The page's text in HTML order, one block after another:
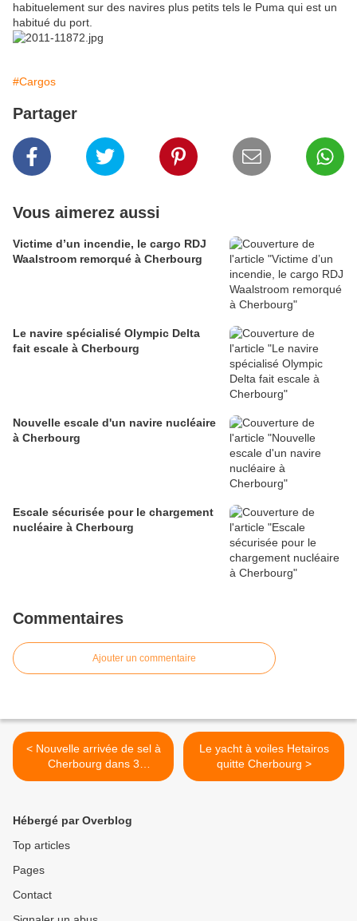
habituelement sur des navires plus petits tels le Puma qui est un
habitué du port.
#Cargos
Partager
Vous aimerez aussi
Victime d’un incendie, le cargo RDJ
Waalstroom remorqué à Cherbourg
Le navire spécialisé Olympic Delta
fait escale à Cherbourg
Nouvelle escale d'un navire nucléaire
à Cherbourg
Escale sécurisée pour le chargement
nucléaire à Cherbourg
Commentaires
Ajouter un commentaire
< Nouvelle arrivée de sel à
Cherbourg dans 3
semaines
Le yacht à voiles Hetairos
quitte Cherbourg >
Hébergé par Overblog
Top articles
Pages
Contact